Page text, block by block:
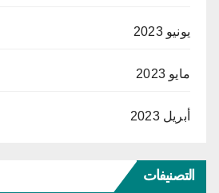
يونيو 2023
مايو 2023
أبريل 2023
التصنيفات